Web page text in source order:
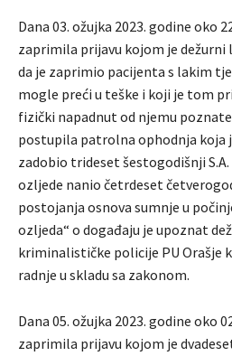
Dana 03. ožujka 2023. godine oko
zaprimila prijavu kojom je dežurni
da je zaprimio pacijenta s lakim
mogle preći u teške i koji je tom
fizički napadnut od njemu
postupila patrolna ophodnja koja
zadobio trideset šestogodišnji S.A.
ozljede nanio četrdeset
postojanja osnova sumnje u
ozljeda“ o događaju je upoznat
kriminalističke policije PU Orašje
radnje u skladu sa zakonom.
Dana 05. ožujka 2023. godine oko
zaprimila prijavu kojom je